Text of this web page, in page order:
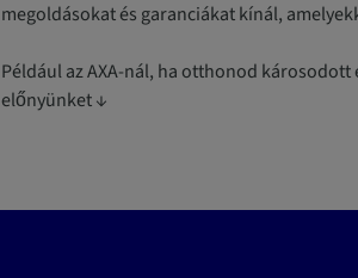
megoldásokat és garanciákat kínál,
Például az AXA-nál, ha otthonod
előnyünket ↓